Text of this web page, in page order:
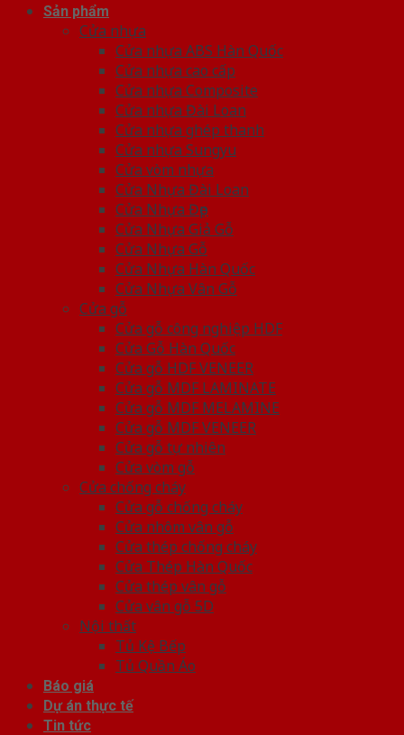
Sản phẩm
Cửa nhựa
Cửa nhựa ABS Hàn Quốc
Cửa nhựa cao cấp
Cửa nhựa Composite
Cửa nhựa Đài Loan
Cửa nhựa ghép thanh
Cửa nhựa Sungyu
Cửa vòm nhựa
Cửa Nhựa Đài Loan
Cửa Nhựa Đẹp
Cửa Nhựa Giả Gỗ
Cửa Nhựa Gỗ
Cửa Nhựa Hàn Quốc
Cửa Nhựa Vân Gỗ
Cửa gỗ
Cửa gỗ công nghiệp HDF
Cửa Gỗ Hàn Quốc
Cửa gỗ HDF VENEER
Cửa gỗ MDF LAMINATE
Cửa gỗ MDF MELAMINE
Cửa gỗ MDF VENEER
Cửa gỗ tự nhiên
Cửa vòm gỗ
Cửa chống cháy
Cửa gỗ chống cháy
Cửa nhôm vân gỗ
Cửa thép chống cháy
Cửa Thép Hàn Quốc
Cửa thép vân gỗ
Cửa vân gỗ 5D
Nội thất
Tủ Kệ Bếp
Tủ Quần Áo
Báo giá
Dự án thực tế
Tin tức